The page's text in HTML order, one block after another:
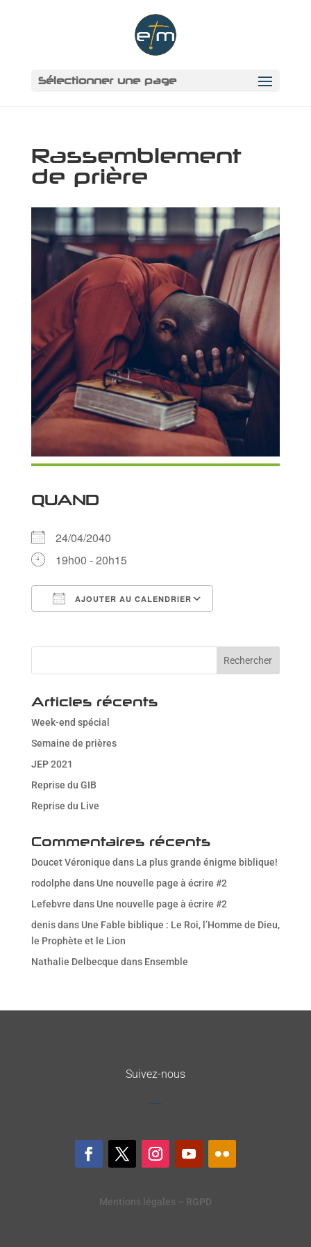
Sélectionner une page
Rassemblement
de prière
QUAND
24/04/2040
19h00 - 20h15
AJOUTER AU CALENDRIER
Articles récents
Week-end spécial
Semaine de prières
JEP 2021
Reprise du GIB
Reprise du Live
Commentaires récents
Doucet Véronique dans La plus grande énigme biblique!
rodolphe dans Une nouvelle page à écrire #2
Lefebvre dans Une nouvelle page à écrire #2
denisdans Une Fable biblique : Le Roi, l’Homme de Dieu,
le Prophète et le Lion
Nathalie Delbecque dans Ensemble
Suivez-nous
Mentions légales – RGPD